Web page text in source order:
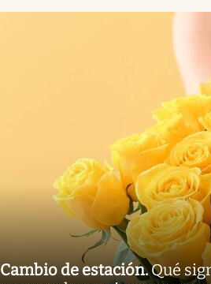
Cambio de estación.Qué